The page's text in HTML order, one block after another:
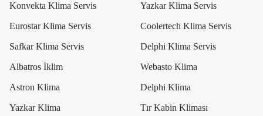
Konvekta Klima Servis Yazkar Klima Servis
Eurostar Klima Servis Coolertech Klima Servis
Safkar Klima Servis Delphi Klima Servis
Albatros İklim Webasto Klima
Astron Klima Delphi Klima
Yazkar Klima Tır Kabin Kliması